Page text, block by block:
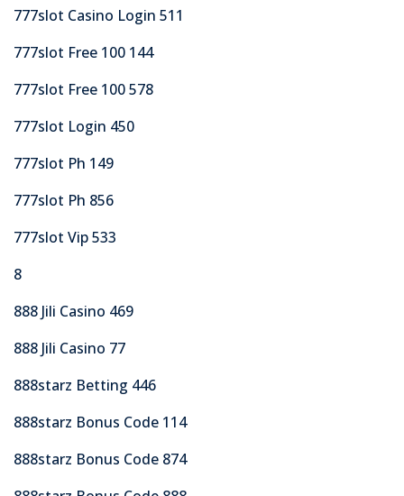
777slot Casino Login 511
777slot Free 100 144
777slot Free 100 578
777slot Login 450
777slot Ph 149
777slot Ph 856
777slot Vip 533
8
888 Jili Casino 469
888 Jili Casino 77
888starz Betting 446
888starz Bonus Code 114
888starz Bonus Code 874